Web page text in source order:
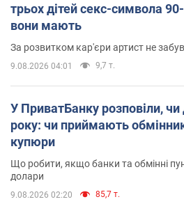
трьох дітей секс-символа
вони мають
За розвитком кар'єри артист не
9.08.2026 04:01 9,7 т.
У ПриватБанку розповіли, чи
року: чи приймають
купюри
Що робити, якщо банки та обмінні
долари
9.08.2026 02:20 85,7 т.